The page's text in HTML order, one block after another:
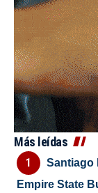
Más leídas
Santiago
Empire State